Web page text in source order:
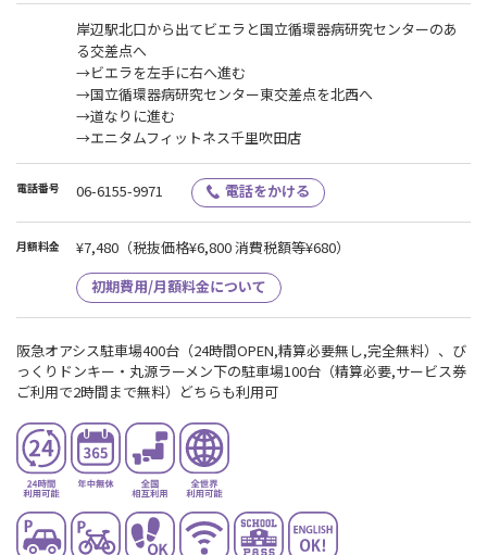
岸辺駅北口から出てビエラと国立循環器病研究センターのあ
る交差点へ
→ビエラを左手に右へ進む
→国立循環器病研究センター東交差点を北西へ
→道なりに進む
→エニタムフィットネス千里吹田店
電話番号 06-6155-9971 電話をかける
月額料金 ¥7,480 （税抜価格¥6,800 消費税額等¥680）
初期費用/月額料金について
阪急オアシス駐車場400台（24時間OPEN,精算必要無し,完全無料）、び
っくりドンキー・丸源ラーメン下の駐車場100台（精算必要,サービス券
ご利用で2時間まで無料）どちらも利用可